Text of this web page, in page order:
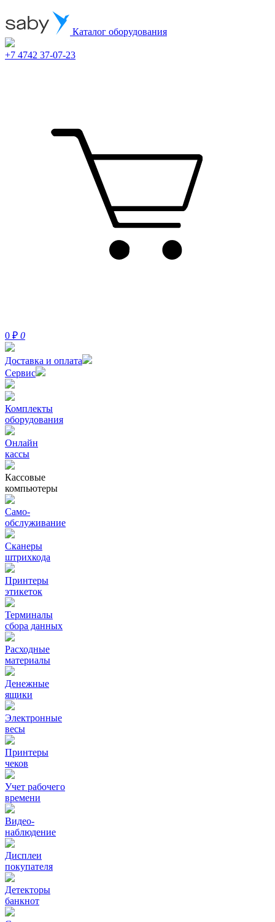
Каталог оборудования
+7 4742 37-07-23
0 ₽ 0
Доставка и оплата
Сервис
Комплекты
оборудования
Онлайн
кассы
Кассовые
компьютеры
Само-
обслуживание
Сканеры
штрихкода
Принтеры
этикеток
Терминалы
сбора данных
Расходные
материалы
Денежные
ящики
Электронные
весы
Принтеры
чеков
Учет рабочего
времени
Видео‑
наблюдение
Дисплеи
покупателя
Детекторы
банкнот